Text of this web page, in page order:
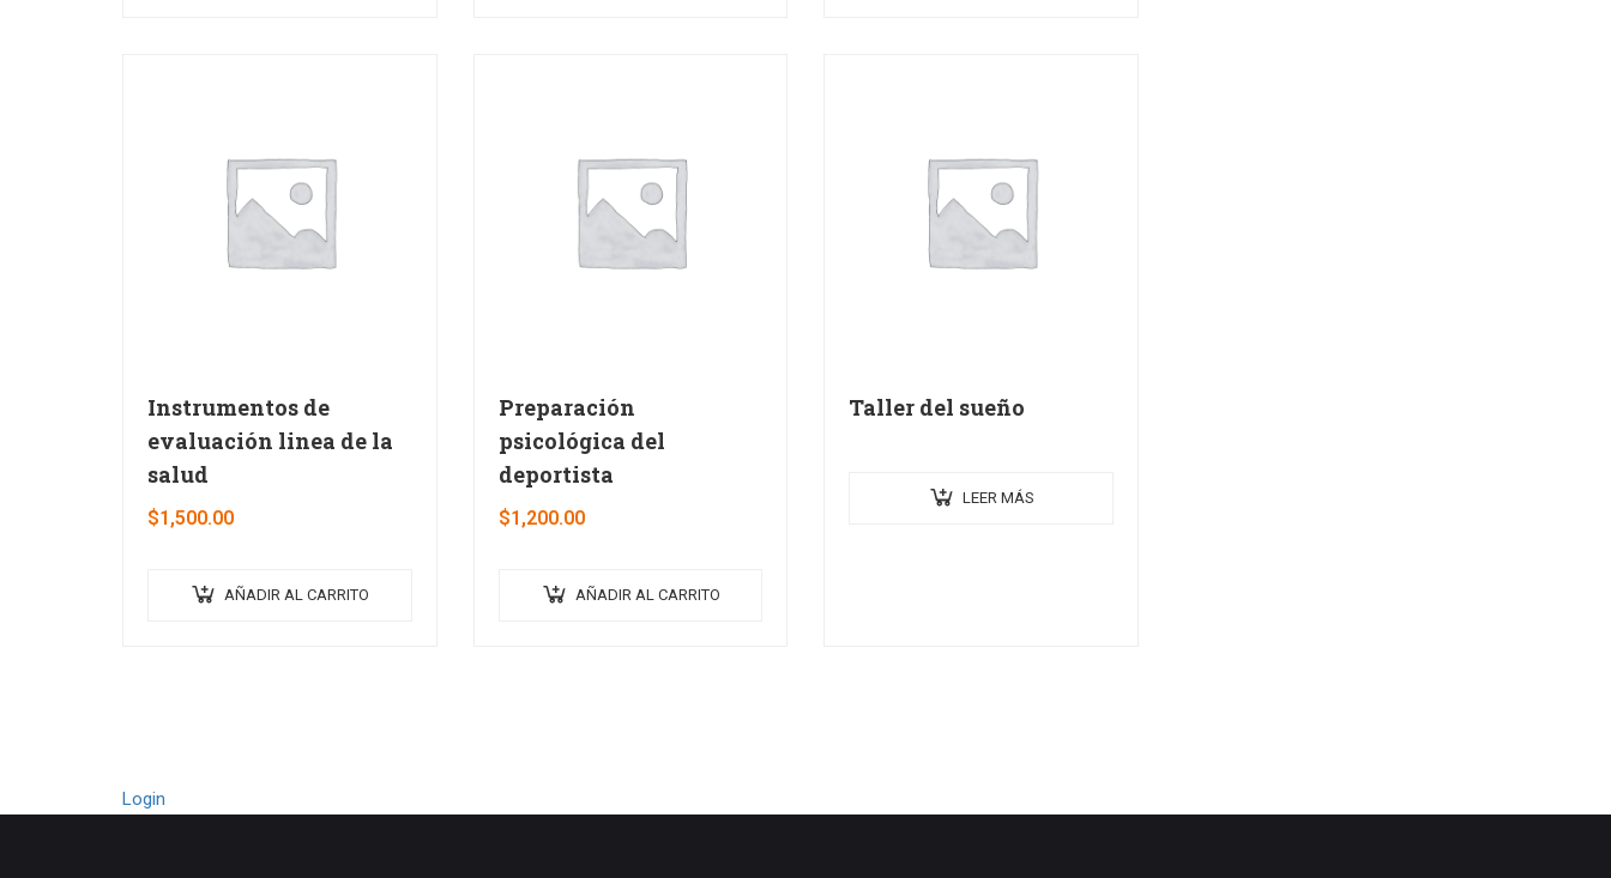
Instrumentos de
evaluación linea de la
salud
$1,500.00
AÑADIR AL CARRITO
Preparación
psicológica del
deportista
$1,200.00
AÑADIR AL CARRITO
Taller del sueño
LEER MÁS
Login